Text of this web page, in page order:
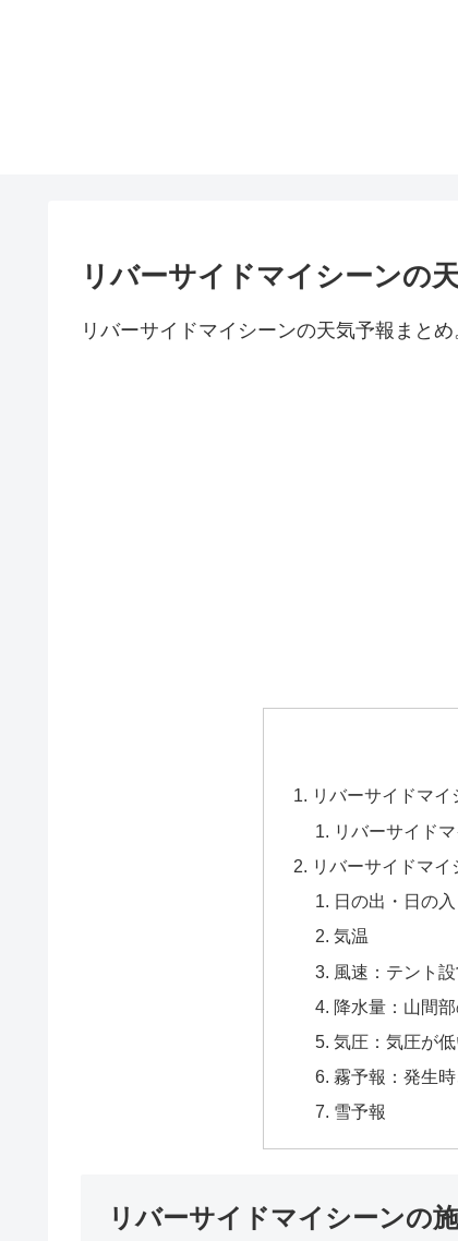
リバーサイドマイシーンの
リバーサイドマイシーンの天気予報まと
リバーサイドマ
リバーサイド
リバーサイドマ
日の出・日の入
気温
風速：テント
降水量：山間
気圧：気圧が
霧予報：発生
雪予報
リバーサイドマイシーンの